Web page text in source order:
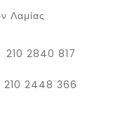
Λαμίας
210 2840 817
210 2448 366